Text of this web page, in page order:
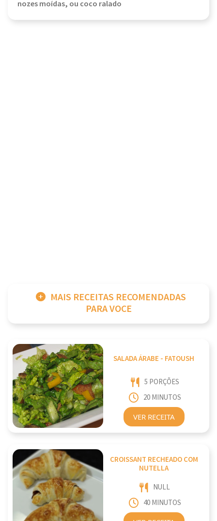
nozes moídas, ou coco ralado
MAIS RECEITAS RECOMENDADAS
PARA VOCE
SALADA ÁRABE - FATOUSH
5 PORÇÕES
20 MINUTOS
VER RECEITA
CROISSANT RECHEADO COM
NUTELLA
NULL
40 MINUTOS